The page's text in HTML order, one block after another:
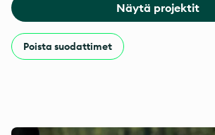
Näytä projektit
Poista suodattimet